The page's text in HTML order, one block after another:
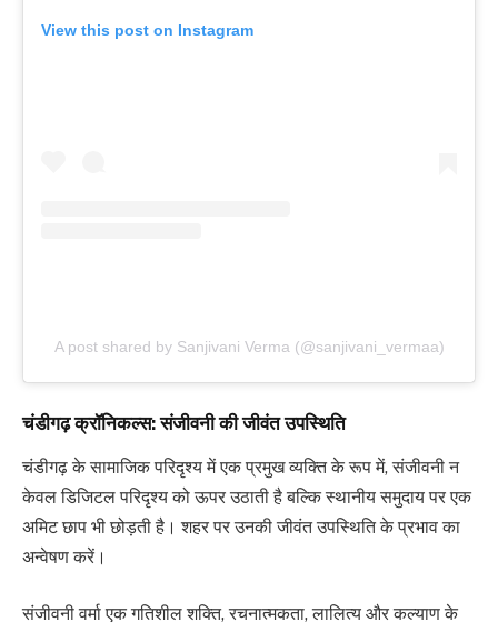
View this post on Instagram
A post shared by Sanjivani Verma (@sanjivani_vermaa)
चंडीगढ़ क्रॉनिकल्स: संजीवनी की जीवंत उपस्थिति
चंडीगढ़ के सामाजिक परिदृश्य में एक प्रमुख व्यक्ति के रूप में, संजीवनी न
केवल डिजिटल परिदृश्य को ऊपर उठाती है बल्कि स्थानीय समुदाय पर एक
अमिट छाप भी छोड़ती है। शहर पर उनकी जीवंत उपस्थिति के प्रभाव का
अन्वेषण करें।
संजीवनी वर्मा एक गतिशील शक्ति, रचनात्मकता, लालित्य और कल्याण के